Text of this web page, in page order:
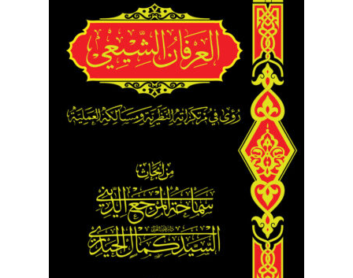
تماس با ما
ثبت شکایات
حساب کاربری من